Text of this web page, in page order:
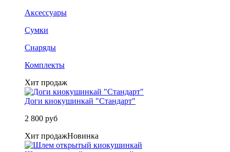
Аксессуары
Сумки
Снаряды
Комплекты
Хит продаж
Доги киокушинкай "Стандарт"
2 800 руб
Хит продажНовинка